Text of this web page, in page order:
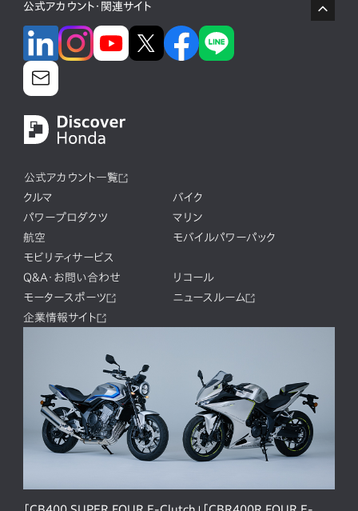
公式アカウント・関連サイト
公式アカウント一覧
クルマ
バイク
パワープロダクツ
マリン
航空
モバイルパワーパック
モビリティサービス
Q&A・お問い合わせ
リコール
モータースポーツ
ニュースルーム
企業情報サイト